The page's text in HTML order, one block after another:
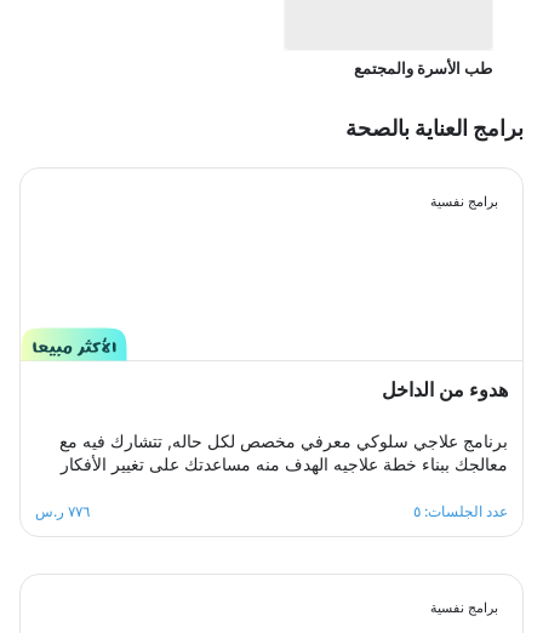
طب الأسرة والمجتمع
برامج العناية بالصحة
برامج نفسية
هدوء من الداخل
برنامج علاجي سلوكي معرفي مخصص لكل حاله, تتشارك فيه مع
معالجك ببناء خطة علاجيه الهدف منه مساعدتك على تغيير الأفكار
اوشك يعتريك ، معالجك سيكون الى جانبك خطوة بخطوة ليساعدك
على تخطي ازمة التوتر والقلق المفرط لتعود لك الطمأنينة
عدد الجلسات: ٥ ٧٧٦ ر.س
برامج نفسية